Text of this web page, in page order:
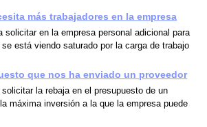
más trabajadores en la empresa
solicitar en la empresa personal adicional para
está viendo saturado por la carga de trabajo
que nos ha enviado un proveedor
la rebaja en el presupuesto de un
máxima inversión a la que la empresa puede